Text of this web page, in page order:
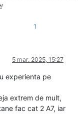
1
5 mar. 2025, 15:27
experienta pe
extrem de mult,
fac cat 2 A7, iar